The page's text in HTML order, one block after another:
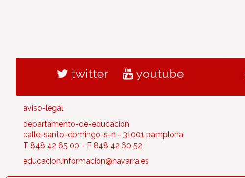
twitter youtube
aviso-legal
departamento-de-educacion
calle-santo-domingo-s-n - 31001 pamplona
T 848 42 65 00 - F 848 42 60 52
educacion.informacion@navarra.es